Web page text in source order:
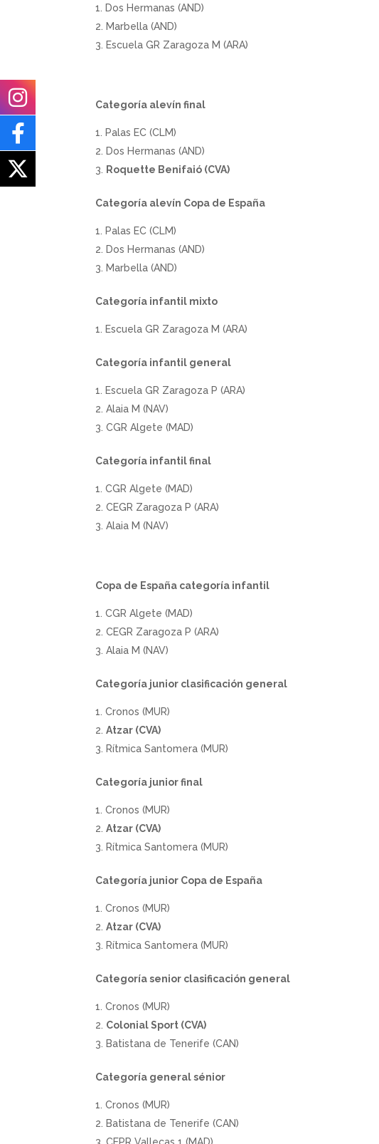
Dos Hermanas (AND)
Marbella (AND)
Escuela GR Zaragoza M (ARA)
Categoría alevín final
Palas EC (CLM)
Dos Hermanas (AND)
Roquette Benifaió (CVA)
Categoría alevín Copa de España
Palas EC (CLM)
Dos Hermanas (AND)
Marbella (AND)
Categoría infantil mixto
Escuela GR Zaragoza M (ARA)
Categoría infantil general
Escuela GR Zaragoza P (ARA)
Alaia M (NAV)
CGR Algete (MAD)
Categoría infantil final
CGR Algete (MAD)
CEGR Zaragoza P (ARA)
Alaia M (NAV)
Copa de España categoría infantil
CGR Algete (MAD)
CEGR Zaragoza P (ARA)
Alaia M (NAV)
Categoría junior clasificación general
Cronos (MUR)
Atzar (CVA)
Rítmica Santomera (MUR)
Categoría junior final
Cronos (MUR)
Atzar (CVA)
Rítmica Santomera (MUR)
Categoría junior Copa de España
Cronos (MUR)
Atzar (CVA)
Rítmica Santomera (MUR)
Categoría senior clasificación general
Cronos (MUR)
Colonial Sport (CVA)
Batistana de Tenerife (CAN)
Categoría general sénior
Cronos (MUR)
Batistana de Tenerife (CAN)
CEPR Vallecas 1 (MAD)